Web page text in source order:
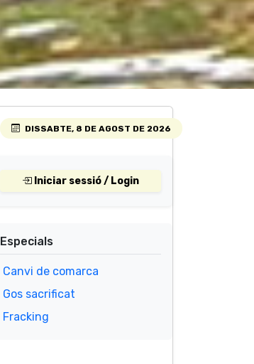
DISSABTE, 8 DE AGOST DE 2026
Iniciar sessió / Login
Especials
Canvi de comarca
Gos sacrificat
Fracking